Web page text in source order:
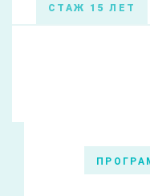
СТАЖ 15 ЛЕТ